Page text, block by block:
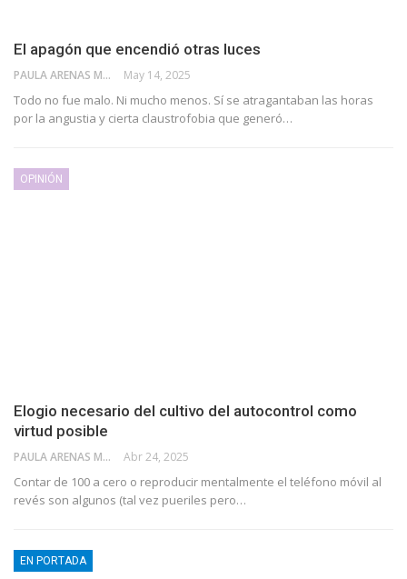
El apagón que encendió otras luces
PAULA ARENAS MARTÍN ABRIL May 14, 2025
Todo no fue malo. Ni mucho menos. Sí se atragantaban las horas
por la angustia y cierta claustrofobia que generó…
OPINIÓN
Elogio necesario del cultivo del autocontrol como
virtud posible
PAULA ARENAS MARTÍN ABRIL Abr 24, 2025
Contar de 100 a cero o reproducir mentalmente el teléfono móvil al
revés son algunos (tal vez pueriles pero…
EN PORTADA